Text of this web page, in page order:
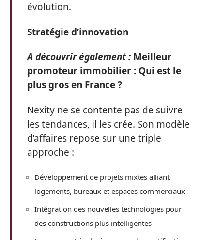
évolution.
Stratégie d’innovation
A découvrir également : Meilleur
promoteur immobilier : Qui est le
plus gros en France ?
Nexity ne se contente pas de suivre
les tendances, il les crée. Son modèle
d’affaires repose sur une triple
approche :
Développement de projets mixtes alliant
logements, bureaux et espaces commerciaux
Intégration des nouvelles technologies pour
des constructions plus intelligentes